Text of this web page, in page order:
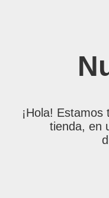
¡Hola!
tienda, en